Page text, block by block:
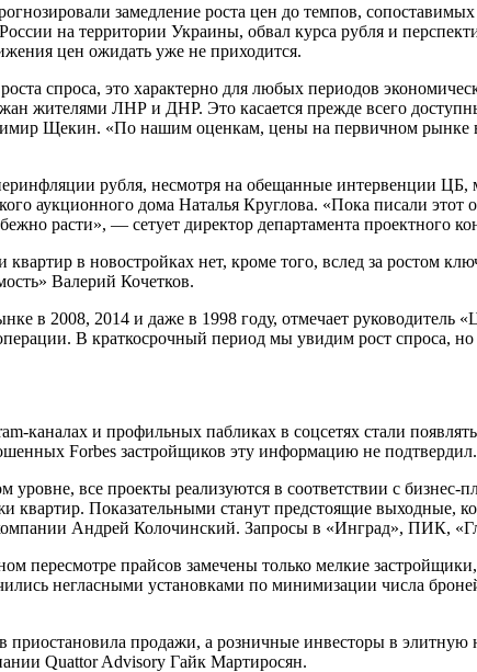
замедление роста цен до темпов,
на территории Украины, обвал курса рубля и
цен ожидать уже не приходится.
спроса, это характерно для любых периодов
жителями ЛНР и ДНР. Это касается прежде всего
Щекин. «По нашим оценкам, цены на первичном рынке
рубля, несмотря на обещанные интервенции
аукционного дома Наталья Круглова. «Пока писали
расти», — сетует директор департамента проектного
в новостройках нет, кроме того, вслед за ростом
Валерий Кочетков.
в 2008, 2014 и даже в 1998 году, отмечает
В краткосрочный период мы увидим рост спроса,
каналах и профильных пабликах в соцсетях стали
Forbes застройщиков эту информацию не подтвердил.
уровне, все проекты реализуются в соответствии с
квартир. Показательными станут предстоящие выходные,
Андрей Колочинский. Запросы в «Инград», ПИК,
пересмотре прайсов замечены только мелкие
негласными установками по минимизации числа
приостановила продажи, а розничные инвесторы в
Quattor Advisory Гайк Мартиросян.